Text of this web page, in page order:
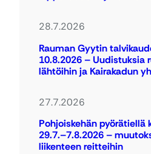
28.7.2026
Rauman Gyytin
10.8.2026 – Uudistuksia
lähtöihin ja Kairakadun
27.7.2026
Pohjoiskehän pyörätiellä
29.7.–7.8.2026 –
liikenteen reitteihin